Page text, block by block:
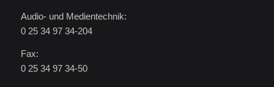
Audio- und Medientechnik:
0 25 34 97 34-204
Fax:
0 25 34 97 34-50